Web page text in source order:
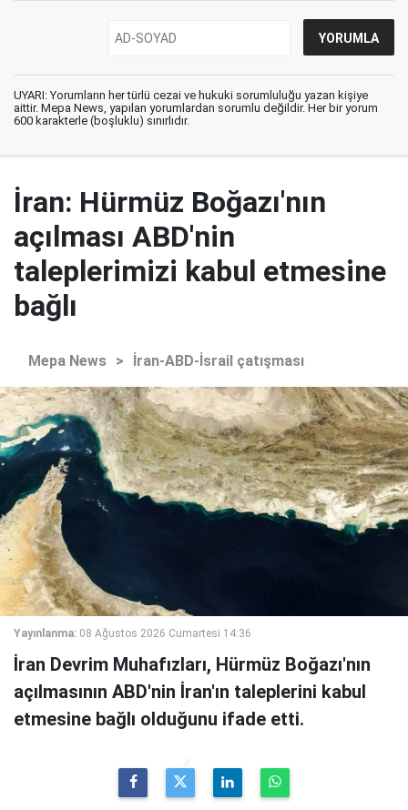
UYARI: Yorumların her türlü cezai ve hukuki sorumluluğu yazan kişiye
aittir. Mepa News, yapılan yorumlardan sorumlu değildir. Her bir yorum
600 karakterle (boşluklu) sınırlıdır.
İran: Hürmüz Boğazı'nın
açılması ABD'nin
taleplerimizi kabul etmesine
bağlı
Mepa News > İran-ABD-İsrail çatışması
Yayınlanma: 08 Ağustos 2026 Cumartesi 14:36
İran Devrim Muhafızları, Hürmüz Boğazı'nın
açılmasının ABD'nin İran'ın taleplerini kabul
etmesine bağlı olduğunu ifade etti.